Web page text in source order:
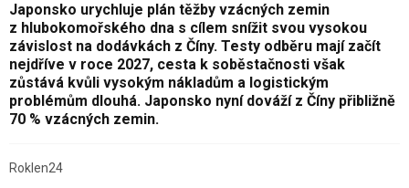
Japonsko urychluje plán těžby vzácných zemin
z hlubokomořského dna s cílem snížit svou vysokou
závislost na dodávkách z Číny. Testy odběru mají začít
nejdříve v roce 2027, cesta k soběstačnosti však
zůstává kvůli vysokým nákladům a logistickým
problémům dlouhá. Japonsko nyní dováží z Číny přibližně
70 % vzácných zemin.
Roklen24